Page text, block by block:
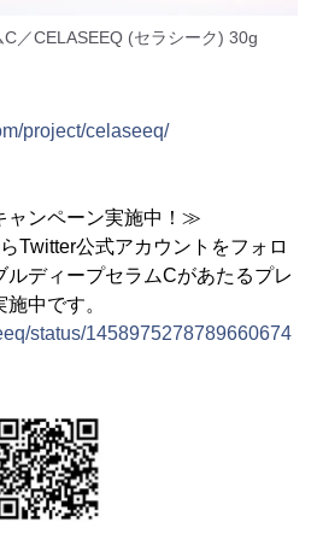
／CELASEEQ (セラシーク) 30g
project/celaseeq/
ャンペーン実施中！≫
Twitter公式アカウントをフォロ
ルディープセラムCがあたるプレ
中です。
status/1458975278789660674